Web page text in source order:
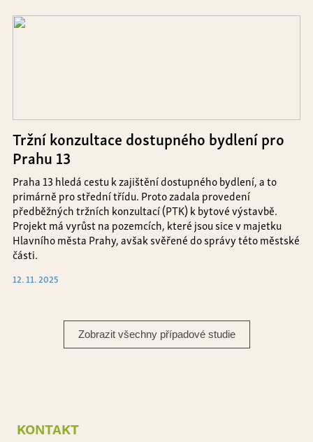
Tržní konzultace dostupného bydlení pro
Prahu 13
Praha 13 hledá cestu k zajištění dostupného bydlení, a to
primárně pro střední třídu. Proto zadala provedení
předběžných tržních konzultací (PTK) k bytové výstavbě.
Projekt má vyrůst na pozemcích, které jsou sice v majetku
Hlavního města Prahy, avšak svěřené do správy této městské
části.
12. 11. 2025
Zobrazit všechny případové studie
kontakt